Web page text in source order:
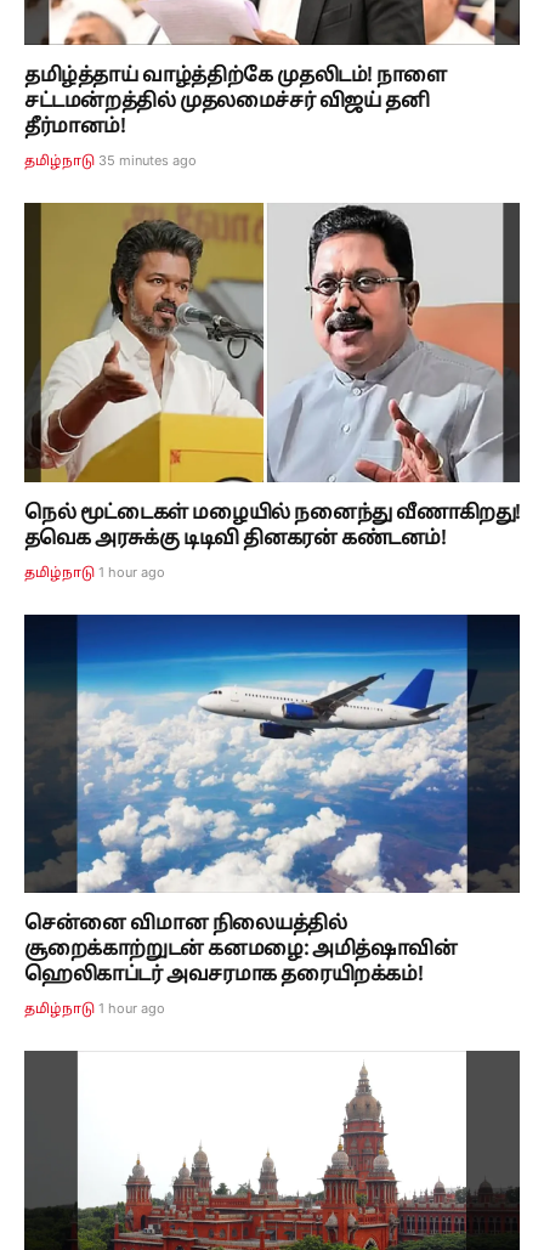
தமிழ்த்தாய் வாழ்த்திற்கே முதலிடம்! நாளை
சட்டமன்றத்தில் முதலமைச்சர் விஜய் தனி
தீர்மானம்!
தமிழ்நாடு 35 minutes ago
நெல் மூட்டைகள் மழையில் நனைந்து வீணாகிறது!
தவெக அரசுக்கு டிடிவி தினகரன் கண்டனம்!
தமிழ்நாடு 1 hour ago
சென்னை விமான நிலையத்தில்
சூறைக்காற்றுடன் கனமழை: அமித்ஷாவின்
ஹெலிகாப்டர் அவசரமாக தரையிறக்கம்!
தமிழ்நாடு 1 hour ago